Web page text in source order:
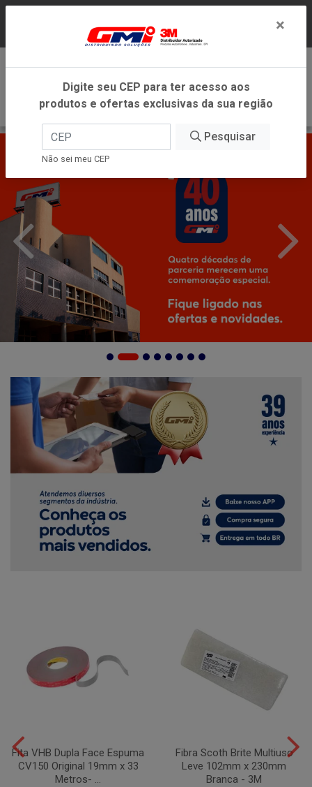
DENTRO DO ESTADO DE MINAS GERAIS.
Fita VHB Dupla Face Espuma
CV150 Original 19mm x 33
Metros- ...
Fibra Scoth Brite Multiuso
Leve 102mm x 230mm
Branca - 3M
×
Digite seu CEP para ter acesso aos
produtos e ofertas exclusivas da sua região
Pesquisar
Não sei meu CEP